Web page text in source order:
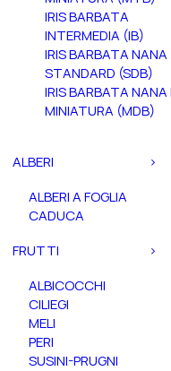
IRIS BARBATA
INTERMEDIA (IB)
IRIS BARBATA NANA
STANDARD (SDB)
IRIS BARBATA NANA
MINIATURA (MDB)
ALBERI
ALBERI A FOGLIA
CADUCA
FRUTTI
ALBICOCCHI
CILIEGI
MELI
PERI
SUSINI-PRUGNI